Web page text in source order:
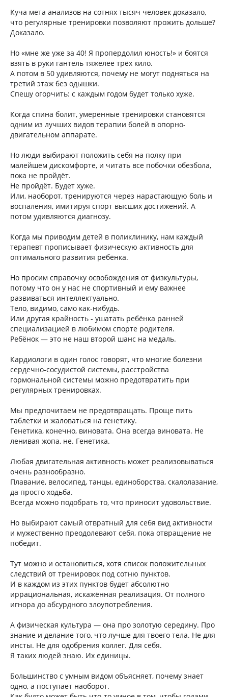
Куча мета анализов на сотнях тысяч человек доказало,
что регулярные тренировки позволяют прожить дольше?
Доказало.
Но «мне же уже за 40! Я пропердолил юность!» и боятся
взять в руки гантель тяжелее трёх кило.
А потом в 50 удивляются, почему не могут подняться на
третий этаж без одышки.
Спешу огорчить: с каждым годом будет только хуже.
Когда спина болит, умеренные тренировки становятся
одним из лучших видов терапии болей в опорно-
двигательном аппарате.
Но люди выбирают положить себя на полку при
малейшем дискомфорте, и читать все побочки обезбола,
пока не пройдёт.
Не пройдёт. Будет хуже.
Или, наоборот, тренируются через нарастающую боль и
воспаления, имитируя спорт высших достижений. А
потом удивляются диагнозу.
Когда мы приводим детей в поликлинику, нам каждый
терапевт прописывает физическую активность для
оптимального развития ребёнка.
Но просим справочку освобождения от физкультуры,
потому что он у нас не спортивный и ему важнее
развиваться интеллектуально.
Тело, видимо, само как-нибудь.
Или другая крайность - ушатать ребёнка ранней
специализацией в любимом спорте родителя.
Ребёнок — это не наш второй шанс на медаль.
Кардиологи в один голос говорят, что многие болезни
сердечно-сосудистой системы, расстройства
гормональной системы можно предотвратить при
регулярных тренировках.
Мы предпочитаем не предотвращать. Проще пить
таблетки и жаловаться на генетику.
Генетика, конечно, виновата. Она всегда виновата. Не
ленивая жопа, не. Генетика.
Любая двигательная активность может реализовываться
очень разнообразно.
Плавание, велосипед, танцы, единоборства, скалолазание,
да просто ходьба.
Всегда можно подобрать то, что приносит удовольствие.
Но выбирают самый отвратный для себя вид активности
и мужественно преодолевают себя, пока отвращение не
победит.
Тут можно и остановиться, хотя список положительных
следствий от тренировок под сотню пунктов.
И в каждом из этих пунктов будет абсолютно
иррациональная, искажённая реализация. От полного
игнора до абсурдного злоупотребления.
А физическая культура — она про золотую середину. Про
знание и делание того, что лучше для твоего тела. Не для
инсты. Не для одобрения коллег. Для себя.
Я таких людей знаю. Их единицы.
Большинство с умным видом объясняет, почему знает
одно, а поступает наоборот.